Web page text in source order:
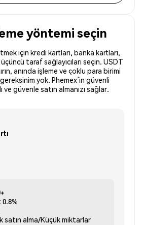
yöntemi seçin
için kredi kartları, banka kartları,
taraf sağlayıcıları seçin. USDT
anında işleme ve çoklu para birimi
yok. Phemex’in güvenli
ve güvenle satın almanızı sağlar.
0.8%
satın alma/Küçük miktarlar